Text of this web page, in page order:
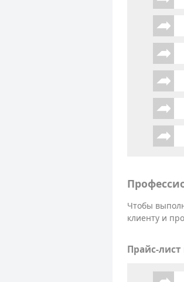
Чтобы
клиенту и
Прайс-